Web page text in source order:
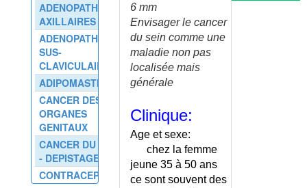
ADENOPATHIES
AXILLAIRES
ADENOPATHIES
SUS-
CLAVICULAIRES
ADIPOMASTIE
CANCER DES
ORGANES
GENITAUX
CANCER DU SEIN
- DEPISTAGE
CONTRACEPTION
CANCER DES VOIES BILIAIRES
CANCER DU COL DE L'UTERUS
CANCER DU COLON
CANCER DU CORPS DE
L'UTERUS
CANCER DU FOIE - PRIMITIF
CANCER DU FOIE -
SECONDAIRE
CANCER DU LARYNX
CANCER DU PANCREAS
CANCER DU PHARYNX
6 mm
Envisager le cancer
du sein comme une
maladie non pas
localisée mais
générale
Clinique:
Age et sexe:
chez la femme
jeune 35 à 50 ans
ce sont souvent des